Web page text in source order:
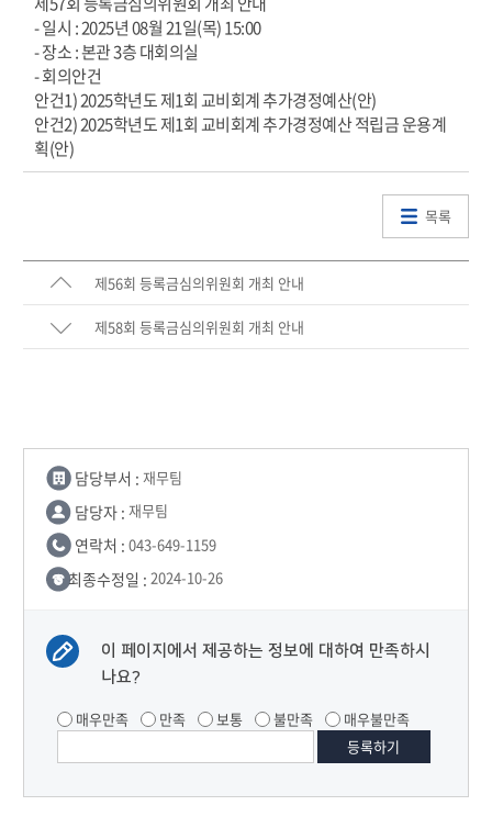
- 일시 : 2025년 08월 21일(목) 15:00
- 장소 : 본관 3층 대회의실
- 회의안건
안건1) 2025학년도 제1회 교비회계 추가경정예산(안)
안건2) 2025학년도 제1회 교비회계 추가경정예산 적립금 운용계
획(안)
목록
제56회 등록금심의위원회 개최 안내
제58회 등록금심의위원회 개최 안내
담당부서 : 재무팀
담당자 : 재무팀
연락처 : 043-649-1159
최종수정일 : 2024-10-26
이 페이지에서 제공하는 정보에 대하여 만족하시
나요?
매우만족 만족 보통 불만족 매우불만족